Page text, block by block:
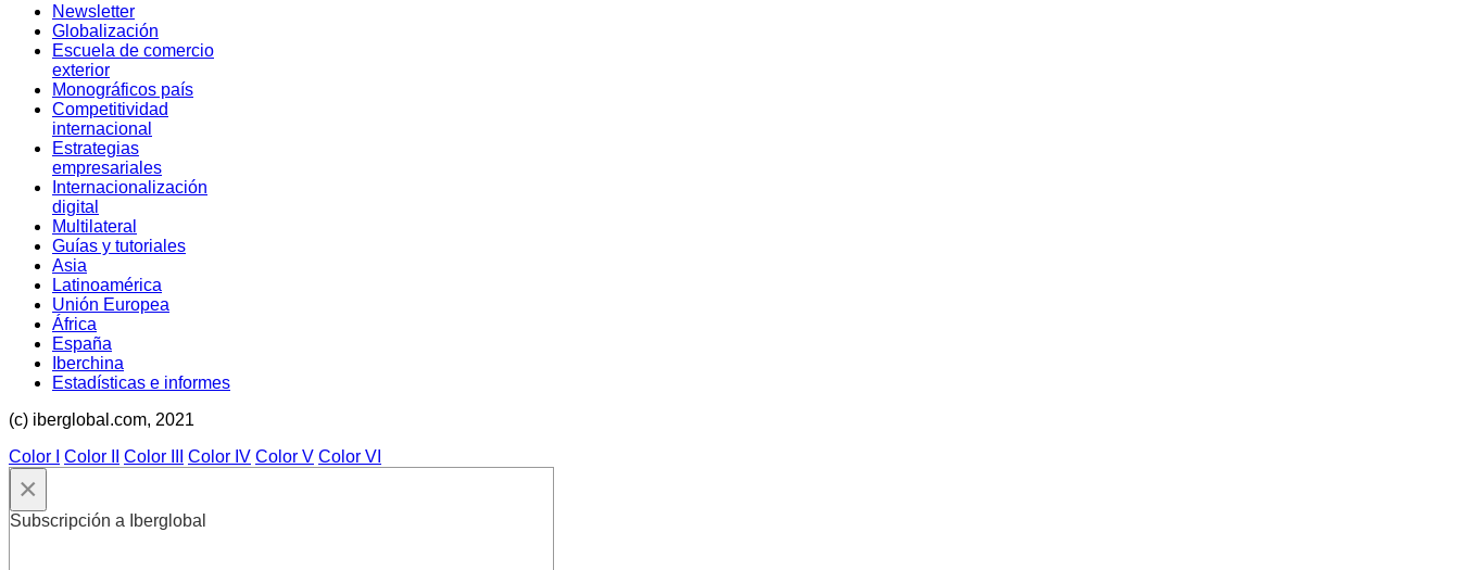
Newsletter
Globalización
Escuela de comercio
exterior
Monográficos país
Competitividad
internacional
Estrategias
empresariales
Internacionalización
digital
Multilateral
Guías y tutoriales
Asia
Latinoamérica
Unión Europea
África
España
Iberchina
Estadísticas e informes
(c) iberglobal.com, 2021
Color I
Color II Color III Color IV Color V Color VI
×
Subscripción a Iberglobal